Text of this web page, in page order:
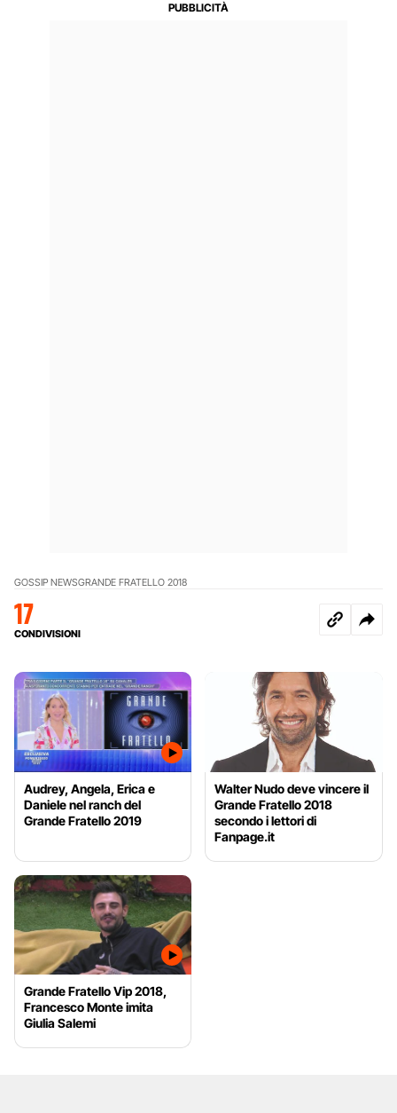
GOSSIP NEWSGRANDE FRATELLO 2018
17
CONDIVISIONI
Audrey, Angela, Erica e
Daniele nel ranch del
Grande Fratello 2019
Walter Nudo deve vincere il
Grande Fratello 2018
secondo i lettori di
Fanpage.it
Grande Fratello Vip 2018,
Francesco Monte imita
Giulia Salemi